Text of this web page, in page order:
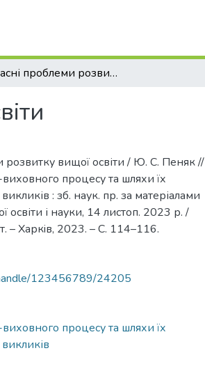
Сучасні проблеми розвитку вищої освіти
вищої освіти / Ю. С. Пеняк //
процесу та шляхи їх
: зб. наук. пр. за матеріалами
і науки, 14 листоп. 2023 р. /
– Харкiв, 2023. – С. 114–116.
123456789/24205
процесу та шляхи їх